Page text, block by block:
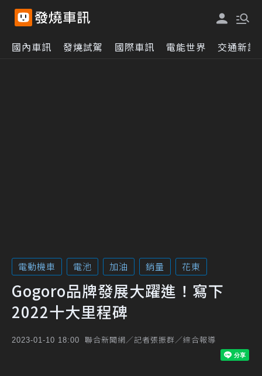
國內車訊 發燒試駕 國際車訊 電能世界 交通新訊
電動機車 電池 加油 銷量 花東
Gogoro品牌發展大躍進！寫下
2022十大里程碑
2023-01-10 18:00 聯合新聞網／記者張振群／綜合報導